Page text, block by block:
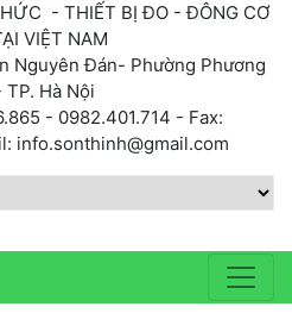
- THIẾT BỊ ĐO - ĐÔNG CƠ
VIỆT NAM
Nguyên Đán- Phường Phương
TP. Hà Nội
- 0982.401.714 - Fax:
info.sonthinh@gmail.com